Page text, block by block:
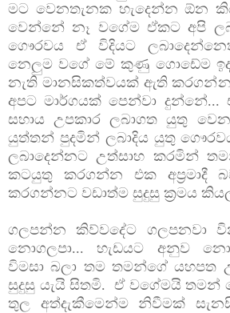
මට වෙනතැනක හැදෙන්න ඕන
වෙන්නේ නෑ වගේම ඒකට අපි
ගෞරවය ඒ විදියට
නෙලුම වගේ මේ කුණු ගොඩේම
නැති මානසිකත්වයක් ඇති
අපට මාර්ගයක් පෙන්වා
සහාය උපකාර ලබාගත යුතු
යුත්තන් පුදමින් ලබාදිය යුතු
ලබාදෙන්නට උත්සාහ කරමින්
කටයුතු කරගන්න එක අප්‍රමාදී
කරගන්නට වඩාත්ම සුදුසු ක්‍රමය
ගලපන්න කිව්වදේට ගලපනවා
නොගලපා... හැඩයට අනුව
විමසා බලා තම තමන්ගේ යහපත
සුදුසු යැයි සිතමි. ඒ වගේමයි තමන්
තුල අත්දැකීමෙන්ම නිවීමක්